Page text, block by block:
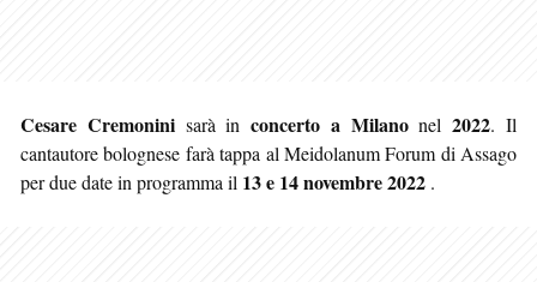
Cesare Cremoninisarà inconcerto a Milanonel2022. Il
cantautore bolognese farà tappa al Meidolanum Forum di Assago
per due date in programma il 13 e 14 novembre 2022 .